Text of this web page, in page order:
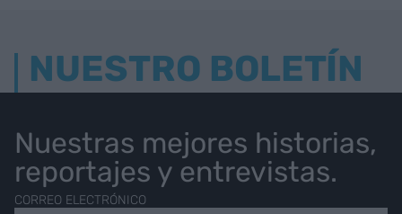
NUESTRO BOLETÍN
Nuestras mejores historias,
reportajes y entrevistas.
CORREO ELECTRÓNICO